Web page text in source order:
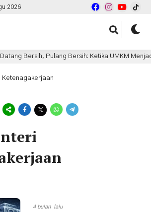
2026
Bersih, Pulang Bersih: Ketika UMKM Menjadi
Ketenagakerjaan
4 bulan lalu